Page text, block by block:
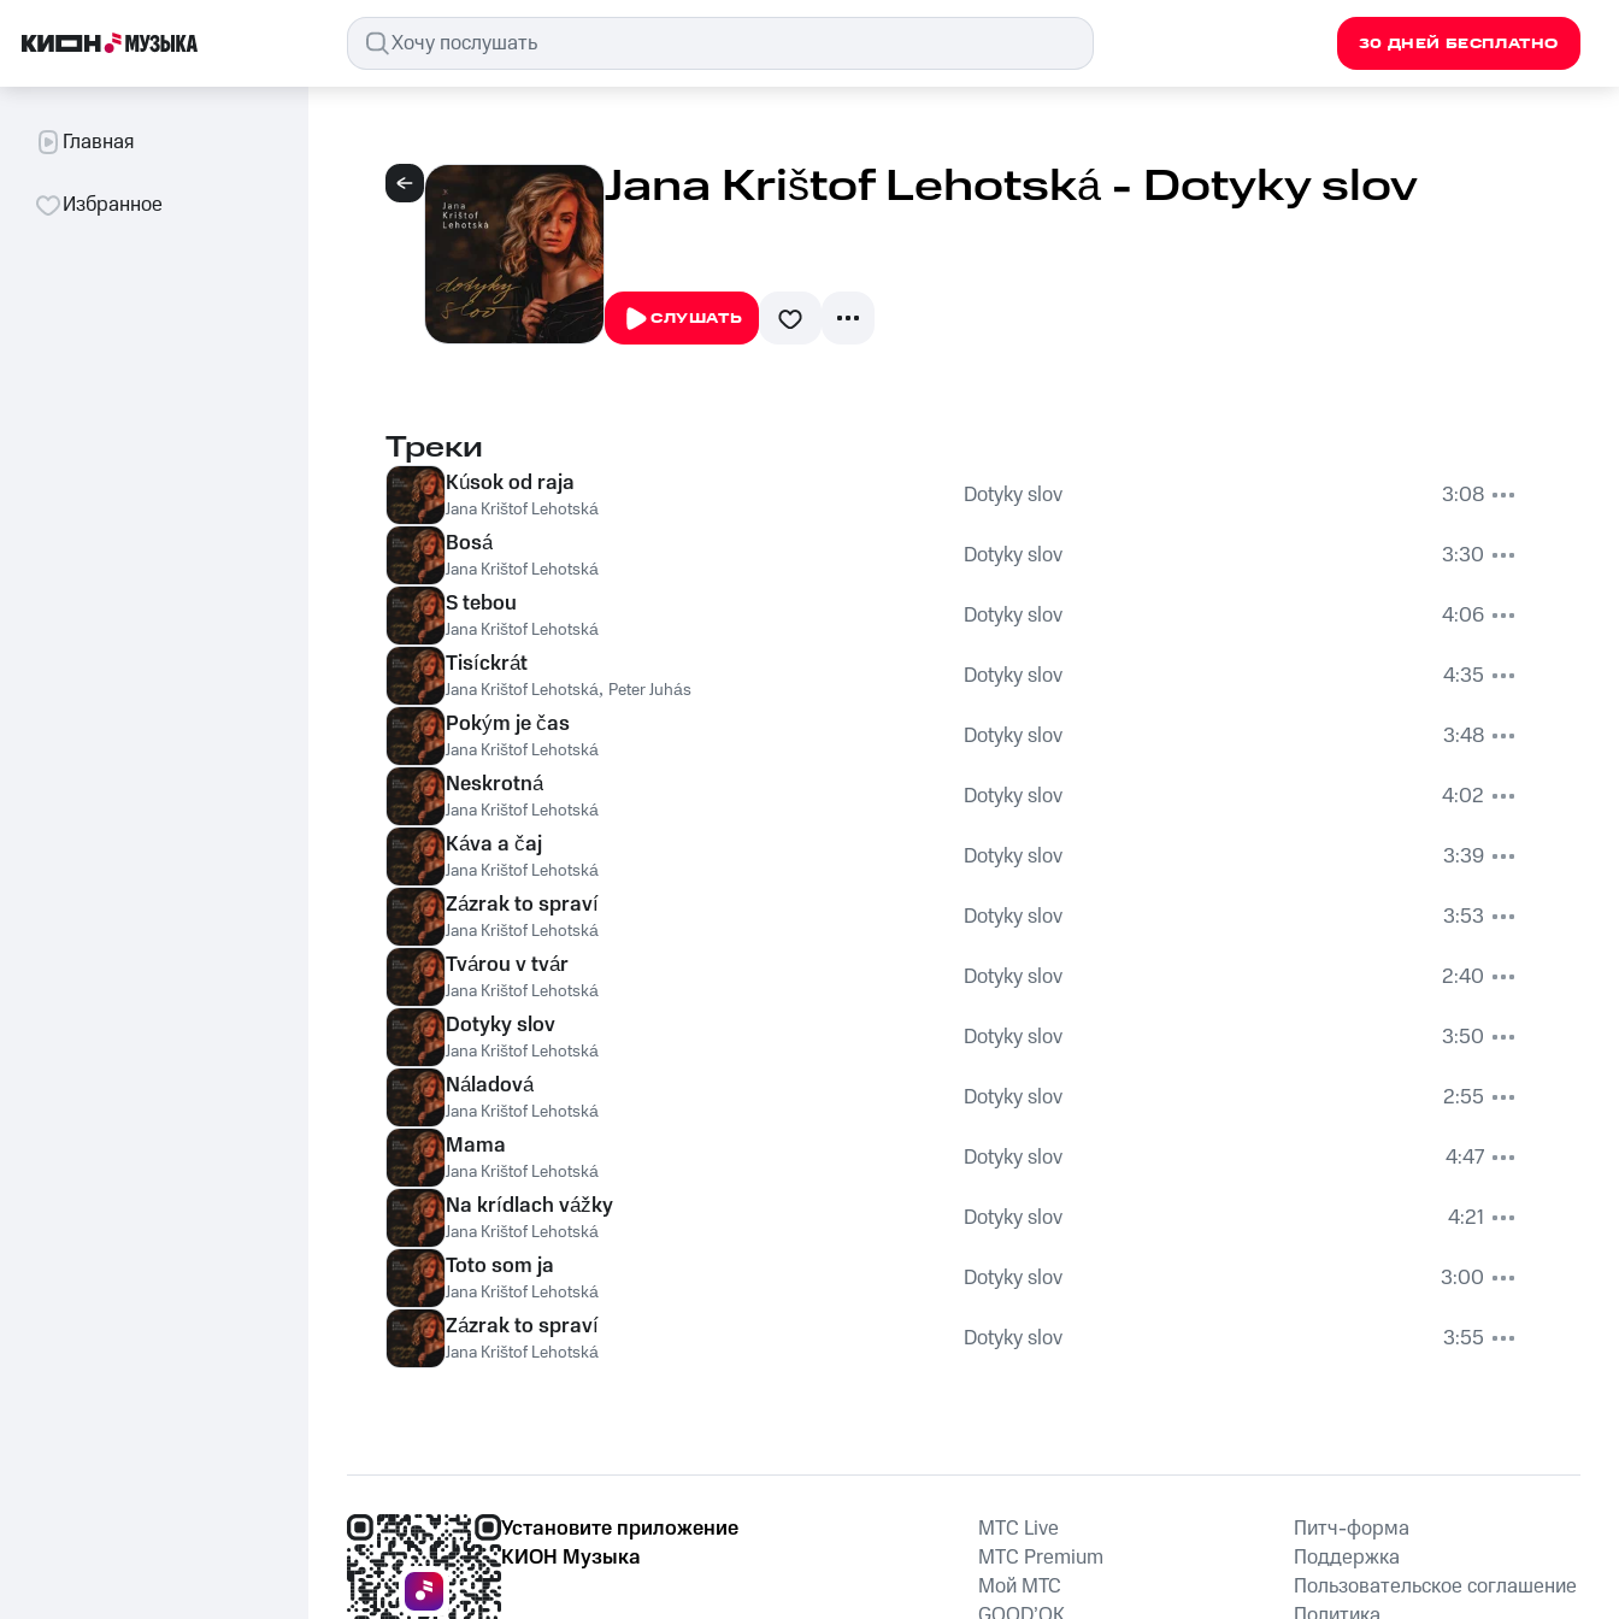
30 ДНЕЙ БЕСПЛАТНО
Главная
Избранное Jana Krištof Lehotská - Dotyky slov
СЛУШАТЬ
Треки
Kúsok od raja
Jana Krištof Lehotská Dotyky slov
3:08
Bosá
Jana Krištof Lehotská Dotyky slov
3:30
S tebou
Jana Krištof Lehotská Dotyky slov
4:06
Tisíckrát
Jana Krištof Lehotská, Peter Juhás Dotyky slov
4:35
Pokým je čas
Jana Krištof Lehotská Dotyky slov
3:48
Neskrotná
Jana Krištof Lehotská Dotyky slov
4:02
Káva a čaj
Jana Krištof Lehotská Dotyky slov
3:39
Zázrak to spraví
Jana Krištof Lehotská Dotyky slov
3:53
Tvárou v tvár
Jana Krištof Lehotská Dotyky slov
2:40
Dotyky slov
Jana Krištof Lehotská Dotyky slov
3:50
Náladová
Jana Krištof Lehotská Dotyky slov
2:55
Mama
Jana Krištof Lehotská Dotyky slov
4:47
Na krídlach vážky
Jana Krištof Lehotská Dotyky slov
4:21
Toto som ja
Jana Krištof Lehotská Dotyky slov
3:00
Zázrak to spraví
Jana Krištof Lehotská Dotyky slov 3:55
Установите приложение
КИОН Музыка
MTС Live
MTС Premium
Мой МТС
Питч-форма
Поддержка
Пользовательское соглашение